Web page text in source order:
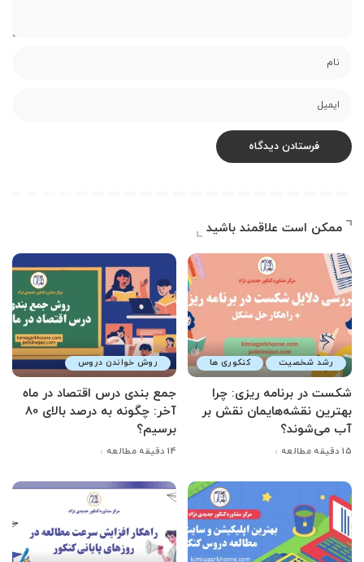
ممکن است علاقمند باشید
رشد شخصیت کنکوری ها
شکست در برنامه ریزی: چرا
بهترین نقشه‌هایمان نقش بر
آب می‌شوند؟
15 دقیقه مطالعه
روش خواندن دروس
جمع بندی درس اقتصاد در ماه
آخر: چگونه به درصد بالای 80
برسیم؟
14 دقیقه مطالعه